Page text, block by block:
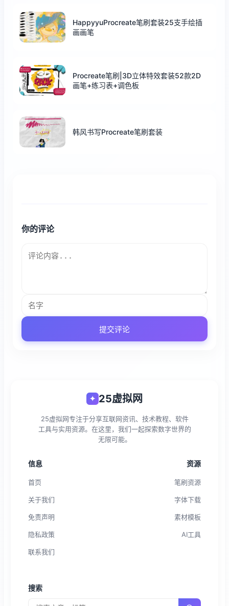
HappyyuProcreate笔刷套装25支手绘插
画画笔
Procreate笔刷|3D立体特效套装52款2D
画笔+练习表+调色板
韩风书写Procreate笔刷套装
你的评论
提交评论
✦ 25虚拟网
25虚拟网专注于分享互联网资讯、技术教程、软件
工具与实用资源。在这里，我们一起探索数字世界的
无限可能。
信息
首页
关于我们
免责声明
隐私政策
联系我们
资源
笔刷资源
字体下载
素材模板
AI工具
搜索